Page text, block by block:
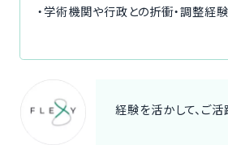
・学術機関や行政との折衝・調整経験
経験を活かして、ご活